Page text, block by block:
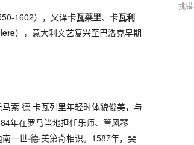
1602），又译卡瓦莱里、 卡瓦利
），意大利文艺复兴至巴洛克早期
索·德·卡瓦列里年轻时体貌俊美，与
年在罗马当地担任乐师、管风琴
一世·德·美第奇相识。1587年，斐
挑错